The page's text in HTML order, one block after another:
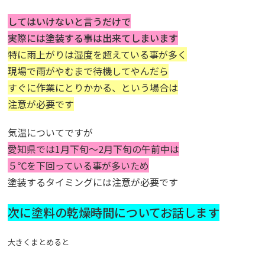
してはいけないと言うだけで
実際には塗装する事は出来てしまいます
特に雨上がりは湿度を超えている事が多く
現場で雨がやむまで待機してやんだら
すぐに作業にとりかかる、という場合は
注意が必要です
気温についてですが
愛知県では1月下旬～2月下旬の午前中は
５℃を下回っている事が多いため
塗装するタイミングには注意が必要です
次に塗料の乾燥時間についてお話します
大きくまとめると